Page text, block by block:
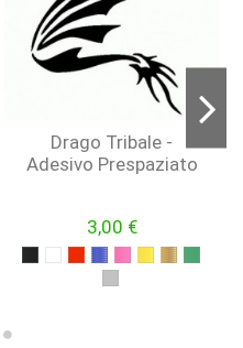
Drago Tribale -
Adesivo Prespaziato
3,00 €
NEROBIANCO
ROSSO
BLUFUCSIA
GIALLO
OROVERDE
ARGENTO